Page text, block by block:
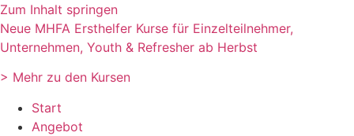
Zum Inhalt springen
Neue MHFA Ersthelfer Kurse für Einzelteilnehmer,
Unternehmen, Youth & Refresher ab Herbst
> Mehr zu den Kursen
Start
Angebot